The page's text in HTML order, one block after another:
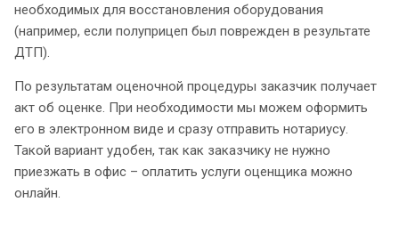
необходимых для восстановления оборудования
(например, если полуприцеп был поврежден в результате
ДТП).
По результатам оценочной процедуры заказчик получает
акт об оценке. При необходимости мы можем оформить
его в электронном виде и сразу отправить нотариусу.
Такой вариант удобен, так как заказчику не нужно
приезжать в офис – оплатить услуги оценщика можно
онлайн.